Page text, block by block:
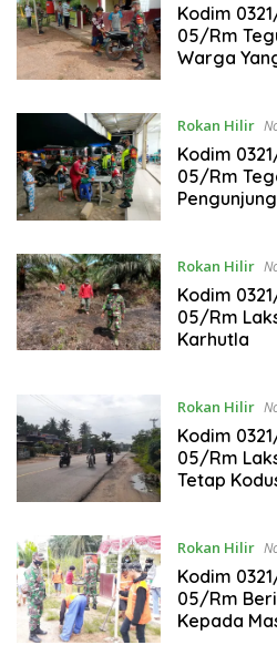
Kodim
05/Rm
Warga
Rokan Hilir
Kodim
05/Rm
Rokan Hilir
Kodim
05/Rm
Karhutla
Rokan Hilir
Kodim
05/Rm
Tetap
Rokan Hilir
Kodim
05/Rm
Kepada